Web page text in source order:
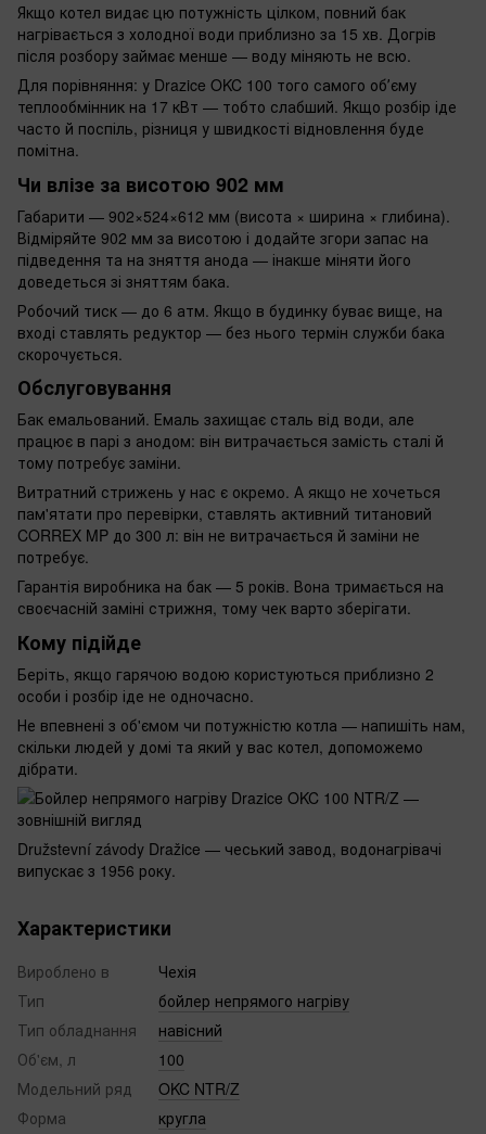
Якщо котел видає цю потужність цілком, повний бак
нагрівається з холодної води приблизно за 15 хв. Догрів
після розбору займає менше — воду міняють не всю.
Для порівняння: у Drazice OKC 100 того самого обʼєму
теплообмінник на 17 кВт — тобто слабший. Якщо розбір іде
часто й поспіль, різниця у швидкості відновлення буде
помітна.
Чи влізе за висотою 902 мм
Габарити — 902×524×612 мм (висота × ширина × глибина).
Відміряйте 902 мм за висотою і додайте згори запас на
підведення та на зняття анода — інакше міняти його
доведеться зі зняттям бака.
Робочий тиск — до 6 атм. Якщо в будинку буває вище, на
вході ставлять редуктор — без нього термін служби бака
скорочується.
Обслуговування
Бак емальований. Емаль захищає сталь від води, але
працює в парі з анодом: він витрачається замість сталі й
тому потребує заміни.
Витратний стрижень у нас є окремо. А якщо не хочеться
пам'ятати про перевірки, ставлять активний титановий
CORREX MP до 300 л: він не витрачається й заміни не
потребує.
Гарантія виробника на бак — 5 років. Вона тримається на
своєчасній заміні стрижня, тому чек варто зберігати.
Кому підійде
Беріть, якщо гарячою водою користуються приблизно 2
особи і розбір іде не одночасно.
Не впевнені з об'ємом чи потужністю котла — напишіть нам,
скільки людей у домі та який у вас котел, допоможемо
дібрати.
Družstevní závody Dražice — чеський завод, водонагрівачі
випускає з 1956 року.
Характеристики
Вироблено в
Чехія
Тип
бойлер непрямого нагріву
Тип обладнання
навісний
Об'єм, л
100
Модельний ряд
OKC NTR/Z
Форма
кругла